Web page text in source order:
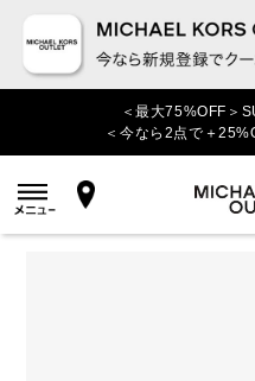
＜最大75%OFF＞
＜今なら2点で＋